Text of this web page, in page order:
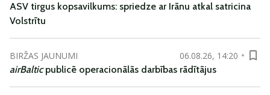
ASV tirgus kopsavilkums: spriedze ar Irānu atkal satricina
Volstrītu
BIRŽAS JAUNUMI
06.08.26, 14:20
airBalticpublicē operacionālās darbības rādītājus